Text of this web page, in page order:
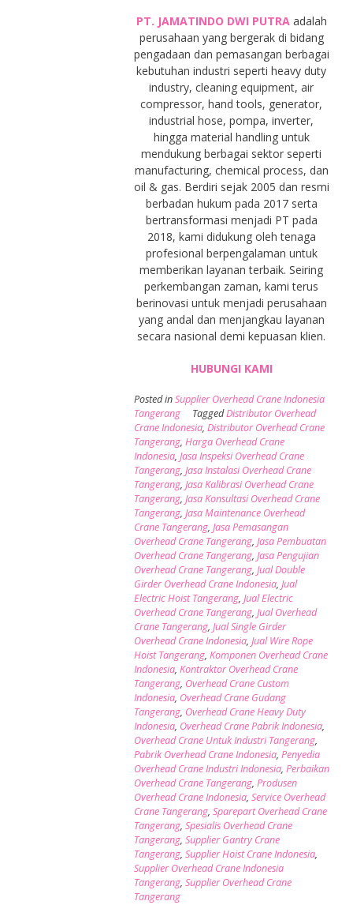
PT. JAMATINDO DWI PUTRAadalah
perusahaan yang bergerak di bidang
pengadaan dan pemasangan berbagai
kebutuhan industri seperti heavy duty
industry, cleaning equipment, air
compressor, hand tools, generator,
industrial hose, pompa, inverter,
hingga material handling untuk
mendukung berbagai sektor seperti
manufacturing, chemical process, dan
oil & gas. Berdiri sejak 2005 dan resmi
berbadan hukum pada 2017 serta
bertransformasi menjadi PT pada
2018, kami didukung oleh tenaga
profesional berpengalaman untuk
memberikan layanan terbaik. Seiring
perkembangan zaman, kami terus
berinovasi untuk menjadi perusahaan
yang andal dan menjangkau layanan
secara nasional demi kepuasan klien.
HUBUNGI KAMI
Posted inSupplier Overhead Crane Indonesia
Tangerang
TaggedDistributor Overhead
Crane Indonesia, Distributor Overhead Crane
Tangerang, Harga Overhead Crane
Indonesia, Jasa Inspeksi Overhead Crane
Tangerang, Jasa Instalasi Overhead Crane
Tangerang, Jasa Kalibrasi Overhead Crane
Tangerang, Jasa Konsultasi Overhead Crane
Tangerang, Jasa Maintenance Overhead
Crane Tangerang, Jasa Pemasangan
Overhead Crane Tangerang, Jasa Pembuatan
Overhead Crane Tangerang, Jasa Pengujian
Overhead Crane Tangerang, Jual Double
Girder Overhead Crane Indonesia, Jual
Electric Hoist Tangerang, Jual Electric
Overhead Crane Tangerang, Jual Overhead
Crane Tangerang, Jual Single Girder
Overhead Crane Indonesia, Jual Wire Rope
Hoist Tangerang, Komponen Overhead Crane
Indonesia, Kontraktor Overhead Crane
Tangerang, Overhead Crane Custom
Indonesia, Overhead Crane Gudang
Tangerang, Overhead Crane Heavy Duty
Indonesia, Overhead Crane Pabrik Indonesia,
Overhead Crane Untuk Industri Tangerang,
Pabrik Overhead Crane Indonesia, Penyedia
Overhead Crane Industri Indonesia, Perbaikan
Overhead Crane Tangerang, Produsen
Overhead Crane Indonesia, Service Overhead
Crane Tangerang, Sparepart Overhead Crane
Tangerang, Spesialis Overhead Crane
Tangerang, Supplier Gantry Crane
Tangerang, Supplier Hoist Crane Indonesia,
Supplier Overhead Crane Indonesia
Tangerang, Supplier Overhead Crane
Tangerang